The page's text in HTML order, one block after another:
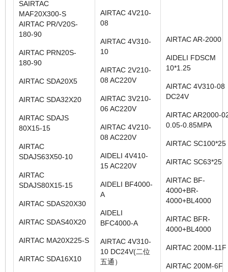
SAIRTAC
MAF20X300-S
AIRTAC PR/V20S-
180-90
AIRTAC PRN20S-
180-90
AIRTAC SDA20X5
AIRTAC SDA32X20
AIRTAC SDAJS
80X15-15
AIRTAC
SDAJS63X50-10
AIRTAC
SDAJS80X15-15
AIRTAC SDAS20X30
AIRTAC SDAS40X20
AIRTAC MA20X225-S
AIRTAC SDA16X10
AIRTAC 4V210-
08
AIRTAC 4V310-
10
AIRTAC 2V210-
08 AC220V
AIRTAC 3V210-
06 AC220V
AIRTAC 4V210-
08 AC220V
AIDELI 4V410-
15 AC220V
AIDELI BF4000-
A
AIDELI
BFC4000-A
AIRTAC 4V310-
10 DC24V(二位
五通）
AIRTAC AR-2000
AIDELI FDSCM
10*1.25
AIRTAC 4V310-08
DC24V
AIRTAC AR2000-
0.05-0.85MPA
AIRTAC SC100*25
AIRTAC SC63*25
AIRTAC BF-
4000+BR-
4000+BL4000
AIRTAC BFR-
4000+BL4000
AIRTAC 200M-11F
AIRTAC 200M-6F